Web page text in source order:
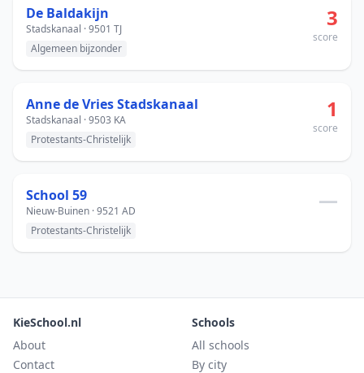
De Baldakijn
Stadskanaal · 9501 TJ
Algemeen bijzonder
3
score
Anne de Vries Stadskanaal
Stadskanaal · 9503 KA
Protestants-Christelijk
1
score
School 59
Nieuw-Buinen · 9521 AD
Protestants-Christelijk
—
KieSchool.nl
About
Contact
Schools
All schools
By city